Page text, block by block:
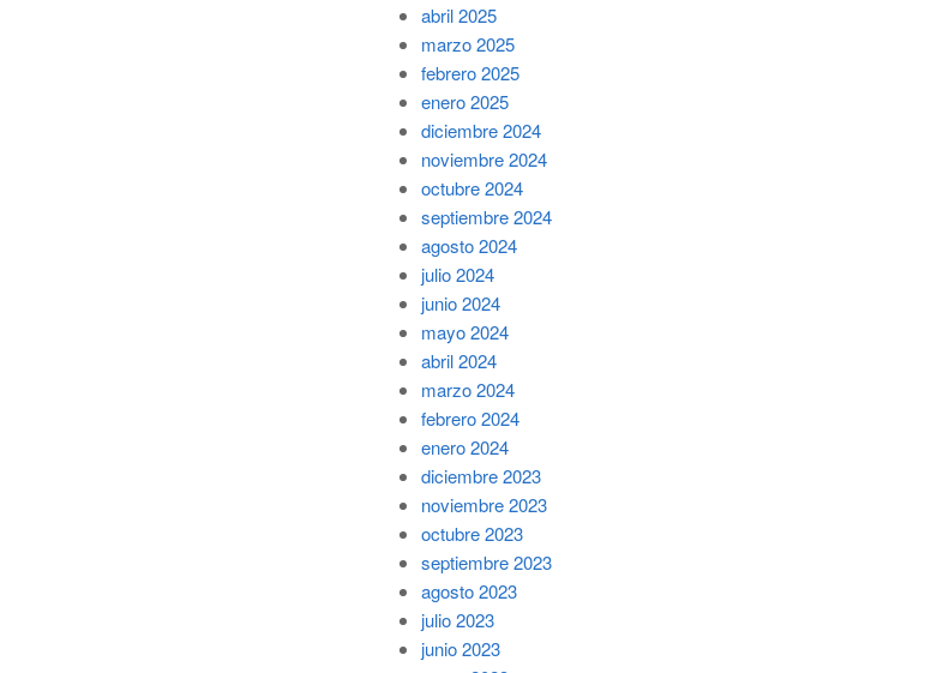
abril 2025
marzo 2025
febrero 2025
enero 2025
diciembre 2024
noviembre 2024
octubre 2024
septiembre 2024
agosto 2024
julio 2024
junio 2024
mayo 2024
abril 2024
marzo 2024
febrero 2024
enero 2024
diciembre 2023
noviembre 2023
octubre 2023
septiembre 2023
agosto 2023
julio 2023
junio 2023